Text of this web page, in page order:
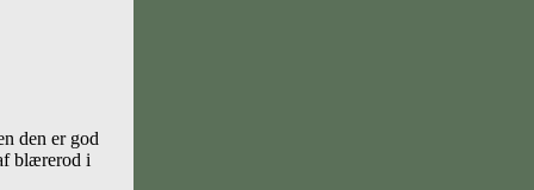
den er god
blærerod i